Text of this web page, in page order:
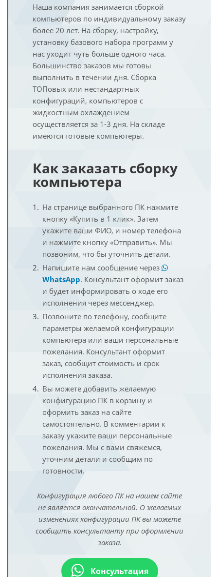
Наша компания занимается сборкой
компьютеров по индивидуальному заказу
более 20 лет. На сборку, настройку,
установку базового набора программ у
нас уходит чуть больше одного часа.
Большинство заказов мы готовы
выполнить в течении дня. Сборка
ТОПовых или нестандартных
конфигураций, компьютеров с
жидкостным охлаждением
осуществляется за 1-3 дня. На складе
имеются готовые компьютеры.
Как заказать сборку
компьютера
На странице выбранного ПК нажмите
кнопку «Купить в 1 клик». Затем
укажите ваши ФИО, и номер телефона
и нажмите кнопку «Отправить». Мы
позвоним, что бы уточнить детали.
Напишите нам сообщение через
WhatsApp. Консультант оформит заказ
и будет информировать о ходе его
исполнения через мессенджер.
Позвоните по телефону, сообщите
параметры желаемой конфигурации
компьютера или ваши персональные
пожелания. Консультант оформит
заказ, сообщит стоимость и срок
исполнения заказа.
Вы можете добавить желаемую
конфигурацию ПК в корзину и
оформить заказ на сайте
самостоятельно. В комментарии к
заказу укажите ваши персональные
пожелания. Мы с вами свяжемся,
уточним детали и сообщим по
готовности.
Конфигурация любого ПК на нашем сайте
не является окончательной. О желаемых
изменениях конфигурации ПК вы можете
сообщить консультанту при оформлении
заказа.
Консультация